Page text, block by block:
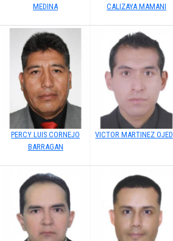
MEDINA
CALIZAYA MAMANI
PERCY LUIS CORNEJO
BARRAGAN
VICTOR MARTINEZ